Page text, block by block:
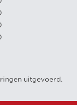
uitgevoerd.